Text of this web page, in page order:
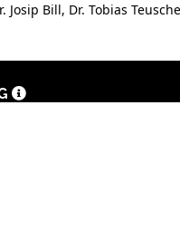
Josip Bill, Dr. Tobias